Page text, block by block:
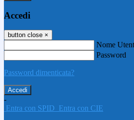
Accedi
button close ×
Nome
Password
Password dimenticata?
-
Entra con SPID Entra con CIE